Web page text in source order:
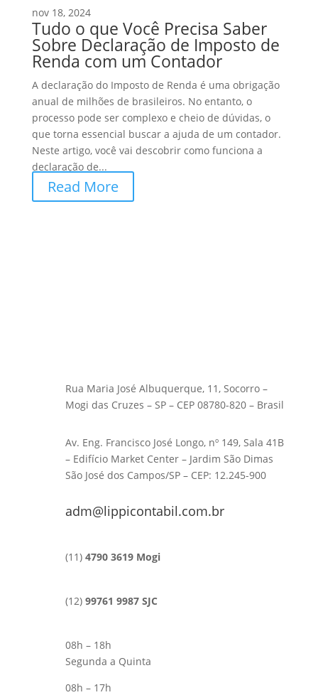
nov 18, 2024
Tudo o que Você Precisa Saber
Sobre Declaração de Imposto de
Renda com um Contador
A declaração do Imposto de Renda é uma obrigação
anual de milhões de brasileiros. No entanto, o
processo pode ser complexo e cheio de dúvidas, o
que torna essencial buscar a ajuda de um contador.
Neste artigo, você vai descobrir como funciona a
declaração de...
Read More
Rua Maria José Albuquerque, 11, Socorro –
Mogi das Cruzes – SP – CEP 08780-820 – Brasil
Av. Eng. Francisco José Longo, nº 149, Sala 41B
– Edifício Market Center – Jardim São Dimas
São José dos Campos/SP – CEP: 12.245-900
adm@lippicontabil.com.br
(11) 4790 3619 Mogi
(12) 99761 9987 SJC
08h – 18h
Segunda a Quinta
08h – 17h